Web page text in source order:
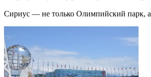
Сириус — не только Олимпийский парк,